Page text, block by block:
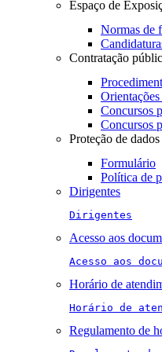
Espaço de
Normas de
Contratação
Concursos
Concursos
Proteção de dados
Formulário
Política de
Dirigentes
Dirigentes
Acesso aos
Acesso aos
Horário de
Horário de
Regulamento de